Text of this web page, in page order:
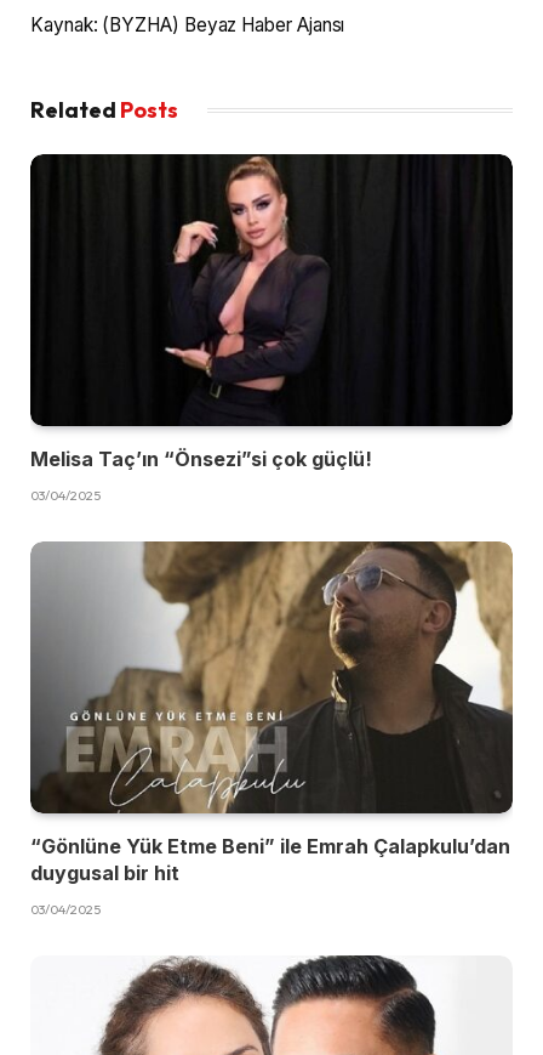
Kaynak: (BYZHA) Beyaz Haber Ajansı
Related Posts
Melisa Taç’ın “Önsezi”si çok güçlü!
03/04/2025
“Gönlüne Yük Etme Beni” ile Emrah Çalapkulu’dan
duygusal bir hit
03/04/2025